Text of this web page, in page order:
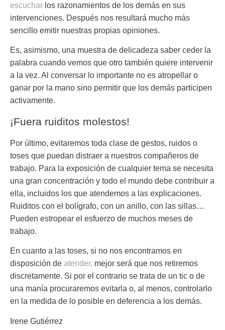
escuchar los razonamientos de los demás en sus
intervenciones. Después nos resultará mucho más
sencillo emitir nuestras propias opiniones.
Es, asimismo, una muestra de delicadeza saber ceder la
palabra cuando vemos que otro también quiere intervenir
a la vez. Al conversar lo importante no es atropellar o
ganar por la mano sino permitir que los demás participen
activamente.
¡Fuera ruiditos molestos!
Por último, evitaremos toda clase de gestos, ruidos o
toses que puedan distraer a nuestros compañeros de
trabajo. Para la exposición de cualquier tema se necesita
una gran concentración y todo el mundo debe contribuir a
ella, incluidos los que atendemos a las explicaciones.
Ruiditos con el bolígrafo, con un anillo, con las sillas…
Pueden estropear el esfuerzo de muchos meses de
trabajo.
En cuanto a las toses, si no nos encontramos en
disposición de atender, mejor será que nos retiremos
discretamente. Si por el contrario se trata de un tic o de
una manía procuraremos evitarla o, al menos, controlarlo
en la medida de lo posible en deferencia a los demás.
Irene Gutiérrez